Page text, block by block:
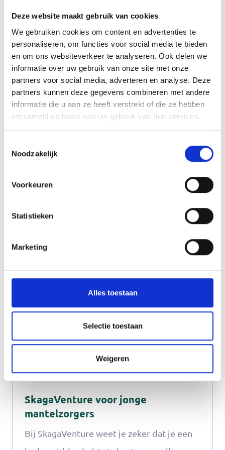
Deze website maakt gebruik van cookies
We gebruiken cookies om content en advertenties te
personaliseren, om functies voor social media te bieden
en om ons websiteverkeer te analyseren. Ook delen we
informatie over uw gebruik van onze site met onze
partners voor social media, adverteren en analyse. Deze
partners kunnen deze gegevens combineren met andere
informatie die u aan ze heeft verstrekt of die ze hebben
verzameld op basis van uw gebruik van hun services.
Noodzakelijk
Voorkeuren
Statistieken
Marketing
Alles toestaan
Selectie toestaan
Weigeren
mantelzorgers
Tijdens deze workshop boetseer je jouw
wel of geen ervaring met boetseren hebt.
uit wat je moet doen.
SkagaVenture voor jonge
mantelzorgers
Bij SkagaVenture weet je zeker dat je een